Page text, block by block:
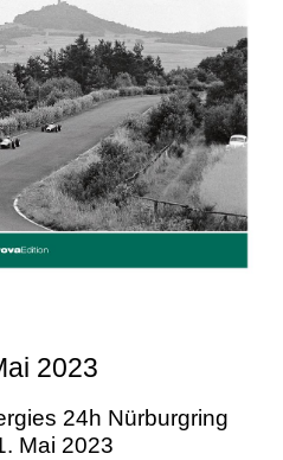
2023
24h Nürburgring
Mai 2023